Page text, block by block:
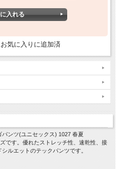
お気に入りに追加済
ンツ(ユニセックス) 1027 春夏
です。優れたストレッチ性、速乾性、接
ルエットのテックパンツです。